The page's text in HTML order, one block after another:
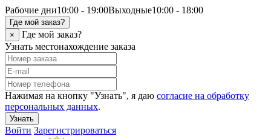
Рабочие дни10:00 - 19:00Выходные10:00 - 18:00
Где мой заказ?
×
Где мой заказ?
Узнать местонахождение заказа
Нажимая на кнопку "Узнать", я даю согласие на обработку
персональных данных.
Узнать
Войти Зарегистрироваться